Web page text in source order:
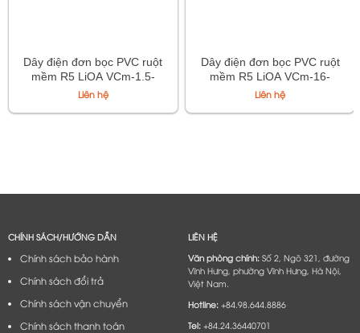
Dây điện đơn bọc PVC ruột
mềm R5 LiOA VCm-1.5-
450/750V TCVN 6610-3
Liên hệ
Dây điện đơn bọc PVC ruột
mềm R5 LiOA VCm-16-
450/750V TCVN 6610-3
Liên hệ
CHÍNH SÁCH/HƯỚNG DẪN
Chính sách bảo hành
Chính sách đổi trả
Chính sách vận chuyển
Chính sách thanh toán
LIÊN HỆ
Văn phòng chính:Số 2, Ngõ 321, đường
Vĩnh Hưng, phường Vĩnh Hưng, Hà Nội,
Việt Nam.
Hotline:+84.98.644.8886
Tel:+84.24.36440701